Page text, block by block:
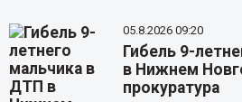
05.8.2026 09:20
Гибель 9-
в Нижнем
прокуратура